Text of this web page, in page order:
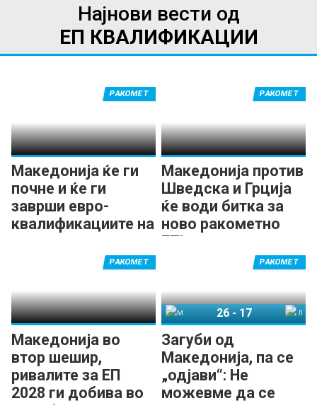
Најнови вести од
ЕП КВАЛИФИКАЦИИ
Македонија ќе ги
почне и ќе ги
заврши евро-
квалификациите на
РАКОМЕТ
Македонија против
Шведска и Грција
ќе води битка за
ново ракометно
ЕП!
РАКОМЕТ
Македонија во
втор шешир,
ривалите за ЕП
2028 ги добива во
Лисабон
РАКОМЕТ
Загуби од
Македонија, па се
„одјави“: Не
можевме да се
РАКОМЕТ
26-17